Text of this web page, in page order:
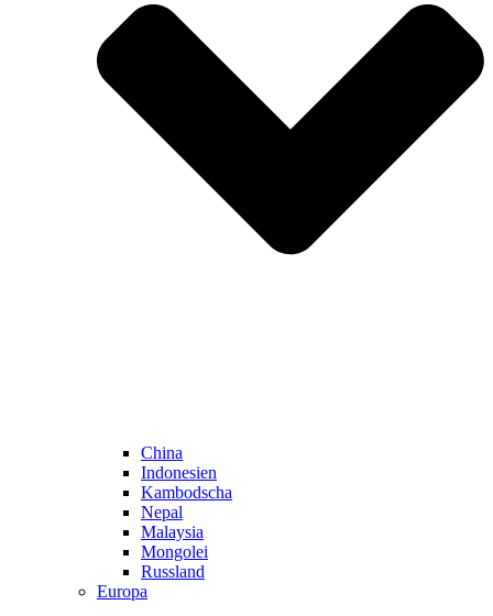
China
Indonesien
Kambodscha
Nepal
Malaysia
Mongolei
Russland
Europa